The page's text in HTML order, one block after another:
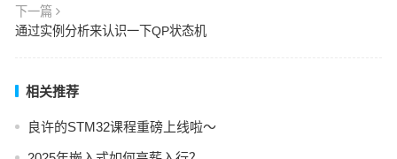
下一篇
通过实例分析来认识一下QP状态机
相关推荐
良许的STM32课程重磅上线啦～